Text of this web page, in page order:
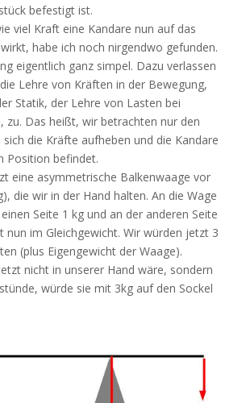
befestigt ist.
viel Kraft eine Kandare nun auf das
habe ich noch nirgendwo gefunden.
eigentlich ganz simpel. Dazu verlassen
Lehre von Kräften in der Bewegung,
Statik, der Lehre von Lasten bei
zu. Das heißt, wir betrachten nur den
die Kräfte aufheben und die Kandare
Position befindet.
eine asymmetrische Balkenwaage vor
die wir in der Hand halten. An die Wage
Seite 1 kg und an der anderen Seite
nun im Gleichgewicht. Wir würden jetzt 3
(plus Eigengewicht der Waage).
nicht in unserer Hand wäre, sondern
würde sie mit 3kg auf den Sockel